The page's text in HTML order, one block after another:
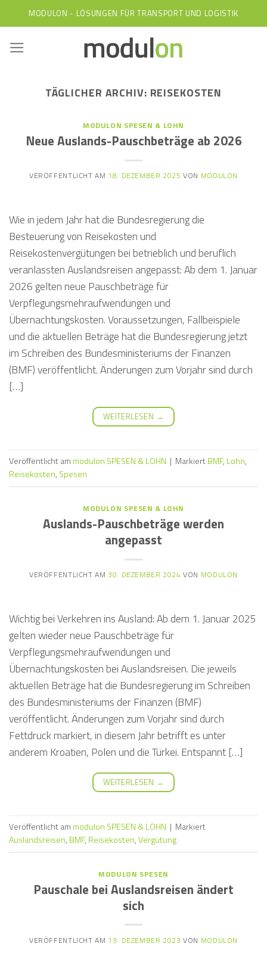
to
content
MODULON - LÖSUNGEN FÜR TRANSPORT UND LOGISTIK
TÄGLICHER ARCHIV: REISEKOSTEN
MODULON SPESEN & LOHN
Neue Auslands-Pauschbeträge ab 2026
VERÖFFENTLICHT AM 18. DEZEMBER 2025 VON MODULON
Wie in jedem Jahr hat die Bundesregierung die
Besteuerung von Reisekosten und
Reisekostenvergütungen bei betrieblich und beruflich
veranlassten Auslandsreisen angepasst: Ab dem 1. Januar
2026 gelten neue Pauschbeträge für
Verpflegungsmehraufwendungen und
Übernachtungskosten. Voraussetzungen, Fallbeispiele
und die aktuellen Beträge hat die Bundesregierung jetzt
im Schreiben des Bundesministeriums der Finanzen
(BMF) veröffentlicht. Änderungen zum Vorjahr sind durch
[…]
WEITERLESEN →
Veröffentlicht am modulon SPESEN & LOHN | MarkiertBMF, Lohn,
Reisekosten, Spesen
MODULON SPESEN & LOHN
Auslands-Pauschbeträge werden
angepasst
VERÖFFENTLICHT AM 30. DEZEMBER 2024 VON MODULON
Wichtig bei Verkehren ins Ausland: Ab dem 1. Januar 2025
gelten wieder neue Pauschbeträge für
Verpflegungsmehraufwendungen und
Übernachtungskosten bei Auslandsreisen. Die jeweils
aktuellen Beträge hat die Bundesregierung im Schreiben
des Bundesministeriums der Finanzen (BMF)
veröffentlicht. Änderungen zum Vorjahr sind durch
Fettdruck markiert, in diesem Jahr betrifft es unter
anderem Kroatien, Polen und die Türkei. Entspannt […]
WEITERLESEN →
Veröffentlicht am modulon SPESEN & LOHN | Markiert
Auslandsreisen, BMF, Reisekosten,Vergütung
MODULON SPESEN
Pauschale bei Auslandsreisen ändert
sich
VERÖFFENTLICHT AM 13. DEZEMBER 2023 VON MODULON